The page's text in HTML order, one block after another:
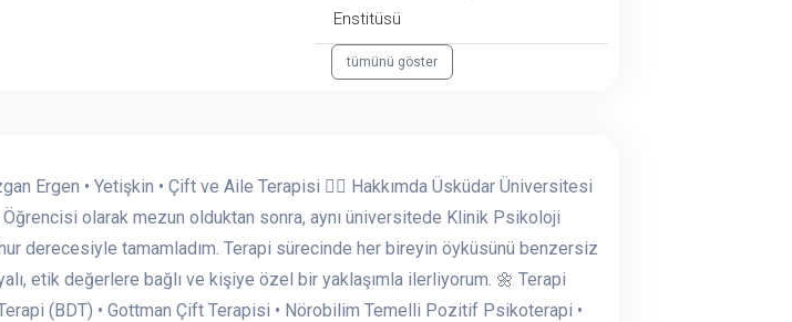
Enstitüsü
tümünü göster
Ergen • Yetişkin • Çift ve Aile Terapisi 👩‍⚕️ Hakkımda Üsküdar Üniversitesi
olarak mezun olduktan sonra, aynı üniversitede Klinik Psikoloji
derecesiyle tamamladım. Terapi sürecinde her bireyin öyküsünü benzersiz
etik değerlere bağlı ve kişiye özel bir yaklaşımla ilerliyorum. 🌼 Terapi
Terapi (BDT) • Gottman Çift Terapisi • Nörobilim Temelli Pozitif Psikoterapi •